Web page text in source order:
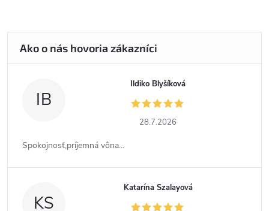
IB
Ildiko Blyšíková
28.7.2026
Spokojnosť,príjemná vôna...
KS
Katarína Szalayová